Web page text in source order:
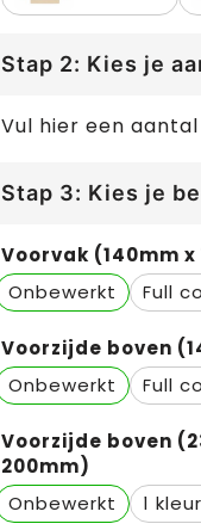
Stap 2: Kies je
Vul hier een
Stap 3: Kies je
Voorvak (140mm x
Onbewerkt
Full
Voorzijde boven
Onbewerkt
Full
Voorzijde boven
200mm)
Onbewerkt
1